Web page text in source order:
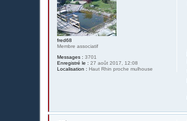
fred68
Membre associatif
Messages : 3701
Enregistré le : 27 août 2017, 12:08
Localisation : Haut Rhin proche mulhouse